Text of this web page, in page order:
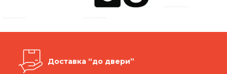
Доставка “до двери”